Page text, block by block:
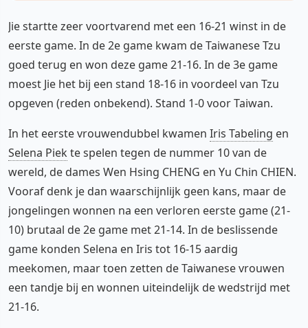
Jie startte zeer voortvarend met een 16-21 winst in de
eerste game. In de 2e game kwam de Taiwanese Tzu
goed terug en won deze game 21-16. In de 3e game
moest Jie het bij een stand 18-16 in voordeel van Tzu
opgeven (reden onbekend). Stand 1-0 voor Taiwan.
In het eerste vrouwendubbel kwamen Iris Tabeling en
Selena Piekte spelen tegen de nummer 10 van de
wereld, de dames Wen Hsing CHENG en Yu Chin CHIEN.
Vooraf denk je dan waarschijnlijk geen kans, maar de
jongelingen wonnen na een verloren eerste game (21-
10) brutaal de 2e game met 21-14. In de beslissende
game konden Selena en Iris tot 16-15 aardig
meekomen, maar toen zetten de Taiwanese vrouwen
een tandje bij en wonnen uiteindelijk de wedstrijd met
21-16.